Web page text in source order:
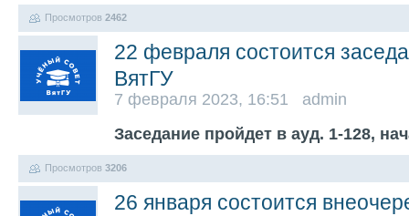
Просмотров 2462
22 февраля состоится
ВятГУ
7 февраля 2023, 16:51 admin
Заседание пройдет в ауд. 1-128,
Просмотров 3206
26 января состоится